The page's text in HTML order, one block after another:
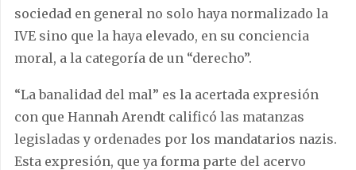
sociedad en general no solo haya normalizado la
IVE sino que la haya elevado, en su conciencia
moral, a la categoría de un “derecho”.
“La banalidad del mal” es la acertada expresión
con que Hannah Arendt calificó las matanzas
legisladas y ordenades por los mandatarios nazis.
Esta expresión, que ya forma parte del acervo